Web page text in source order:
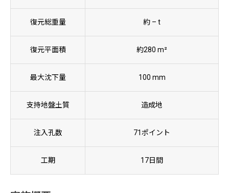
復元総重量 約 – t
復元平面積 約280 m²
最大沈下量 100 mm
支持地盤土質 造成地
注入孔数 71ポイント
工期 17日間